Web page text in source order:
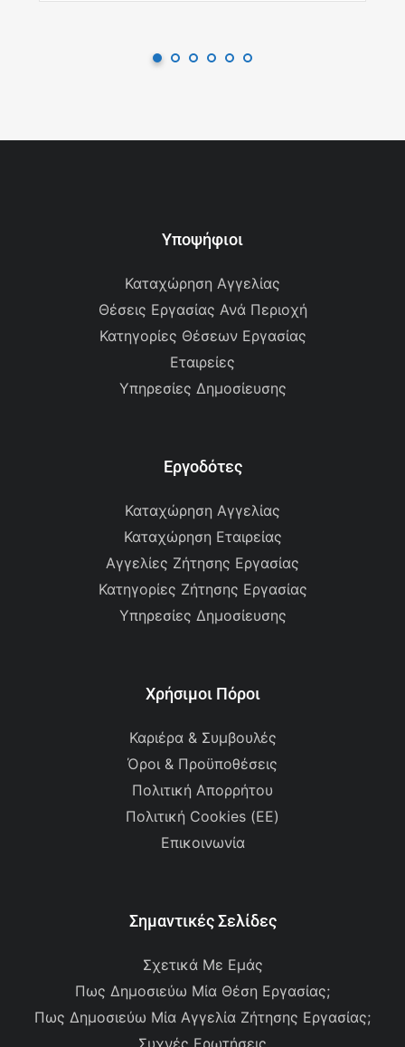
Υποψήφιοι
Καταχώρηση Αγγελίας
Θέσεις Εργασίας Ανά Περιοχή
Κατηγορίες Θέσεων Εργασίας
Εταιρείες
Υπηρεσίες Δημοσίευσης
Εργοδότες
Καταχώρηση Αγγελίας
Καταχώρηση Εταιρείας
Αγγελίες Ζήτησης Εργασίας
Κατηγορίες Ζήτησης Εργασίας
Υπηρεσίες Δημοσίευσης
Χρήσιμοι Πόροι
Καριέρα & Συμβουλές
Όροι & Προϋποθέσεις
Πολιτική Απορρήτου
Πολιτική Cookies (ΕΕ)
Επικοινωνία
Σημαντικές Σελίδες
Σχετικά Με Εμάς
Πως Δημοσιεύω Μία Θέση Εργασίας;
Πως Δημοσιεύω Μία Αγγελία Ζήτησης Εργασίας;